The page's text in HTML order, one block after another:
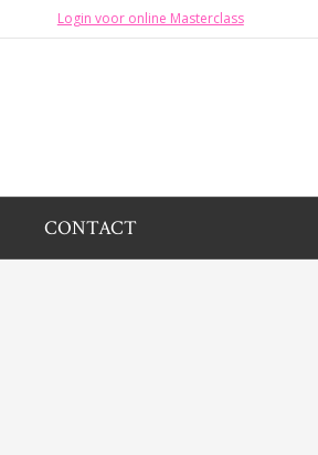
Login voor online Masterclass
CONTACT